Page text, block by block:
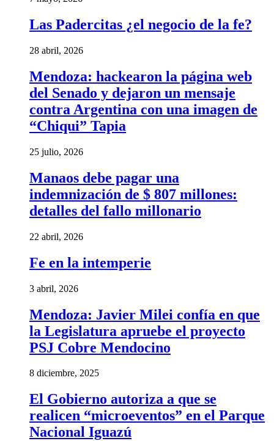
Las Padercitas ¿el negocio de la fe?
28 abril, 2026
Mendoza: hackearon la página web
del Senado y dejaron un mensaje
contra Argentina con una imagen de
“Chiqui” Tapia
25 julio, 2026
Manaos debe pagar una
indemnización de $ 807 millones:
detalles del fallo millonario
22 abril, 2026
Fe en la intemperie
3 abril, 2026
Mendoza: Javier Milei confía en que
la Legislatura apruebe el proyecto
PSJ Cobre Mendocino
8 diciembre, 2025
El Gobierno autoriza a que se
realicen “microeventos” en el Parque
Nacional Iguazú